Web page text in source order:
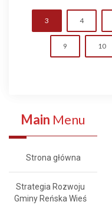
3 4
9 10
Main Menu
Strona główna
Strategia Rozwoju
Gminy Reńska Wieś